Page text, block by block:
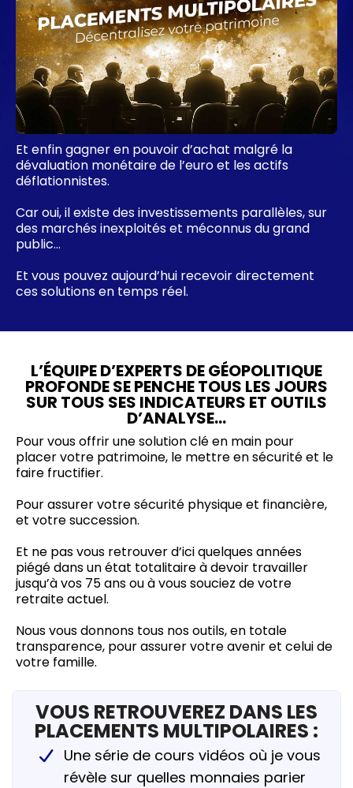
Et enfin gagner en pouvoir d’achat malgré la
dévaluation monétaire de l’euro et les actifs
déflationnistes.
Car oui, il existe des investissements parallèles, sur
des marchés inexploités et méconnus du grand
public…
Et vous pouvez aujourd’hui recevoir directement
ces solutions en temps réel.
L’ÉQUIPE D’EXPERTS DE GÉOPOLITIQUE
PROFONDE SE PENCHE TOUS LES JOURS
SUR TOUS SES INDICATEURS ET OUTILS
D’ANALYSE…
Pour vous offrir une solution clé en main pour
placer votre patrimoine, le mettre en sécurité et le
faire fructifier.
Pour assurer votre sécurité physique et financière,
et votre succession.
Et ne pas vous retrouver d’ici quelques années
piégé dans un état totalitaire à devoir travailler
jusqu’à vos 75 ans ou à vous souciez de votre
retraite actuel.
Nous vous donnons tous nos outils, en totale
transparence, pour assurer votre avenir et celui de
votre famille.
VOUS RETROUVEREZ DANS LES
PLACEMENTS MULTIPOLAIRES :
Une série de cours vidéos où je vous
révèle sur quelles monnaies parier